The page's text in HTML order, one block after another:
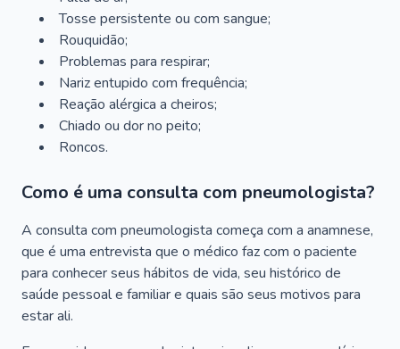
Tosse persistente ou com sangue;
Rouquidão;
Problemas para respirar;
Nariz entupido com frequência;
Reação alérgica a cheiros;
Chiado ou dor no peito;
Roncos.
Como é uma consulta com pneumologista?
A consulta com pneumologista começa com a anamnese,
que é uma entrevista que o médico faz com o paciente
para conhecer seus hábitos de vida, seu histórico de
saúde pessoal e familiar e quais são seus motivos para
estar ali.